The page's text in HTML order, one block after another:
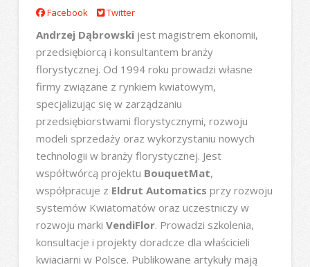
Facebook Twitter
Andrzej Dąbrowskijest magistrem ekonomii,
przedsiębiorcą i konsultantem branży
florystycznej. Od 1994 roku prowadzi własne
firmy związane z rynkiem kwiatowym,
specjalizując się w zarządzaniu
przedsiębiorstwami florystycznymi, rozwoju
modeli sprzedaży oraz wykorzystaniu nowych
technologii w branży florystycznej. Jest
współtwórcą projektu BouquetMat,
współpracuje z Eldrut Automatics przy rozwoju
systemów Kwiatomatów oraz uczestniczy w
rozwoju marki VendiFlor. Prowadzi szkolenia,
konsultacje i projekty doradcze dla właścicieli
kwiaciarni w Polsce. Publikowane artykuły mają